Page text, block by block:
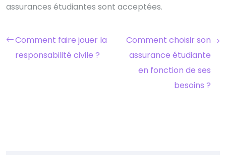
assurances étudiantes sont acceptées.
Comment faire jouer la
responsabilité civile ?
Comment choisir son
assurance étudiante
en fonction de ses
besoins ?